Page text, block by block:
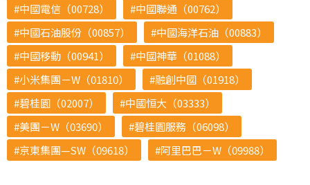
中國電信（00728）
中國聯通（00762）
中國石油股份（00857）
中國海洋石油（00883）
中國移動（00941）
中國神華（01088）
小米集團－W（01810）
融創中國（01918）
碧桂園（02007）
中國恒大（03333）
美團－W（03690）
碧桂園服務（06098）
京東集團—SW（09618）
阿里巴巴－W（09988）